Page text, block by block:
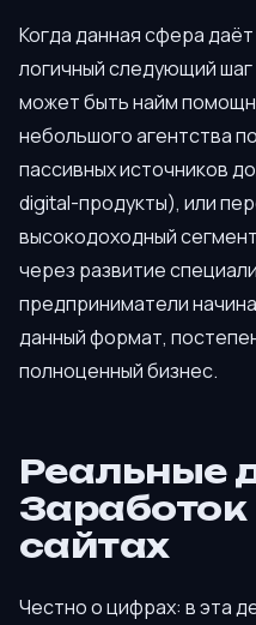
Когда данная сфера
логичный следующий
может быть найм
небольшого агентства
пассивных источников
digital-продукты), или
высокодоходный
через развитие
предприниматели
данный формат,
полноценный бизнес.
Реальные
сайтах
Честно о цифрах: в эта